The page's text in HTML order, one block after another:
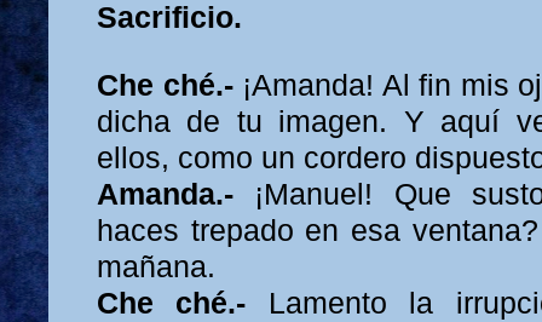
Sacrificio.
Che ché.-¡Amanda! Al fin mis
dicha de tu imagen. Y aquí
ellos, como un cordero
Amanda.- ¡Manuel! Que
haces trepado en esa
mañana.
Che ché.- Lamento la